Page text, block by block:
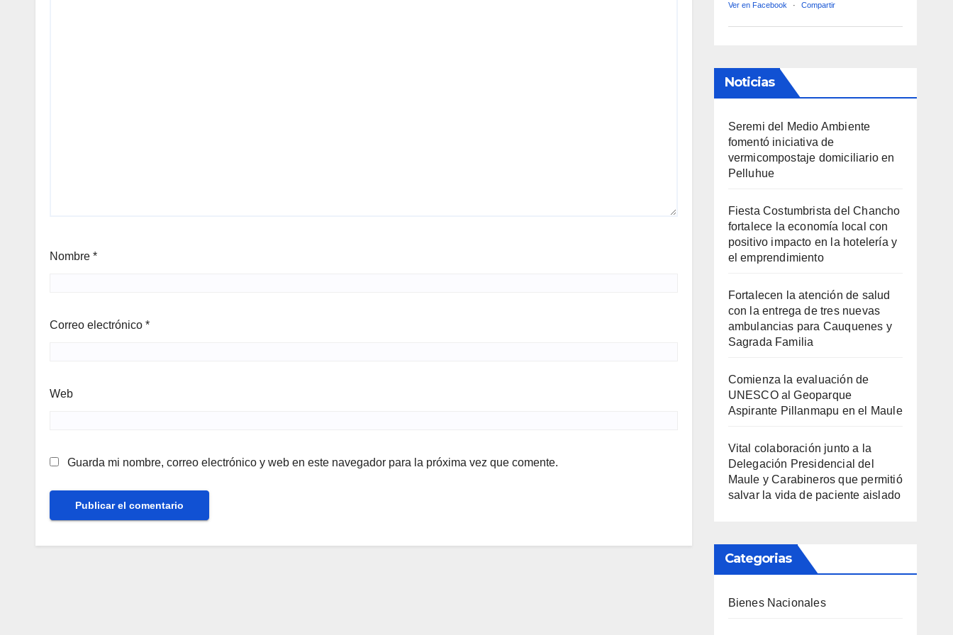
Nombre *
Correo electrónico *
Web
Guarda mi nombre, correo electrónico y web en este navegador para la próxima vez que comente.
Ver en Facebook · Compartir
Noticias
Seremi del Medio Ambiente
fomentó iniciativa de
vermicompostaje domiciliario en
Pelluhue
Fiesta Costumbrista del Chancho
fortalece la economía local con
positivo impacto en la hotelería y
el emprendimiento
Fortalecen la atención de salud
con la entrega de tres nuevas
ambulancias para Cauquenes y
Sagrada Familia
Comienza la evaluación de
UNESCO al Geoparque
Aspirante Pillanmapu en el Maule
Vital colaboración junto a la
Delegación Presidencial del
Maule y Carabineros que permitió
salvar la vida de paciente aislado
Categorias
Bienes Nacionales